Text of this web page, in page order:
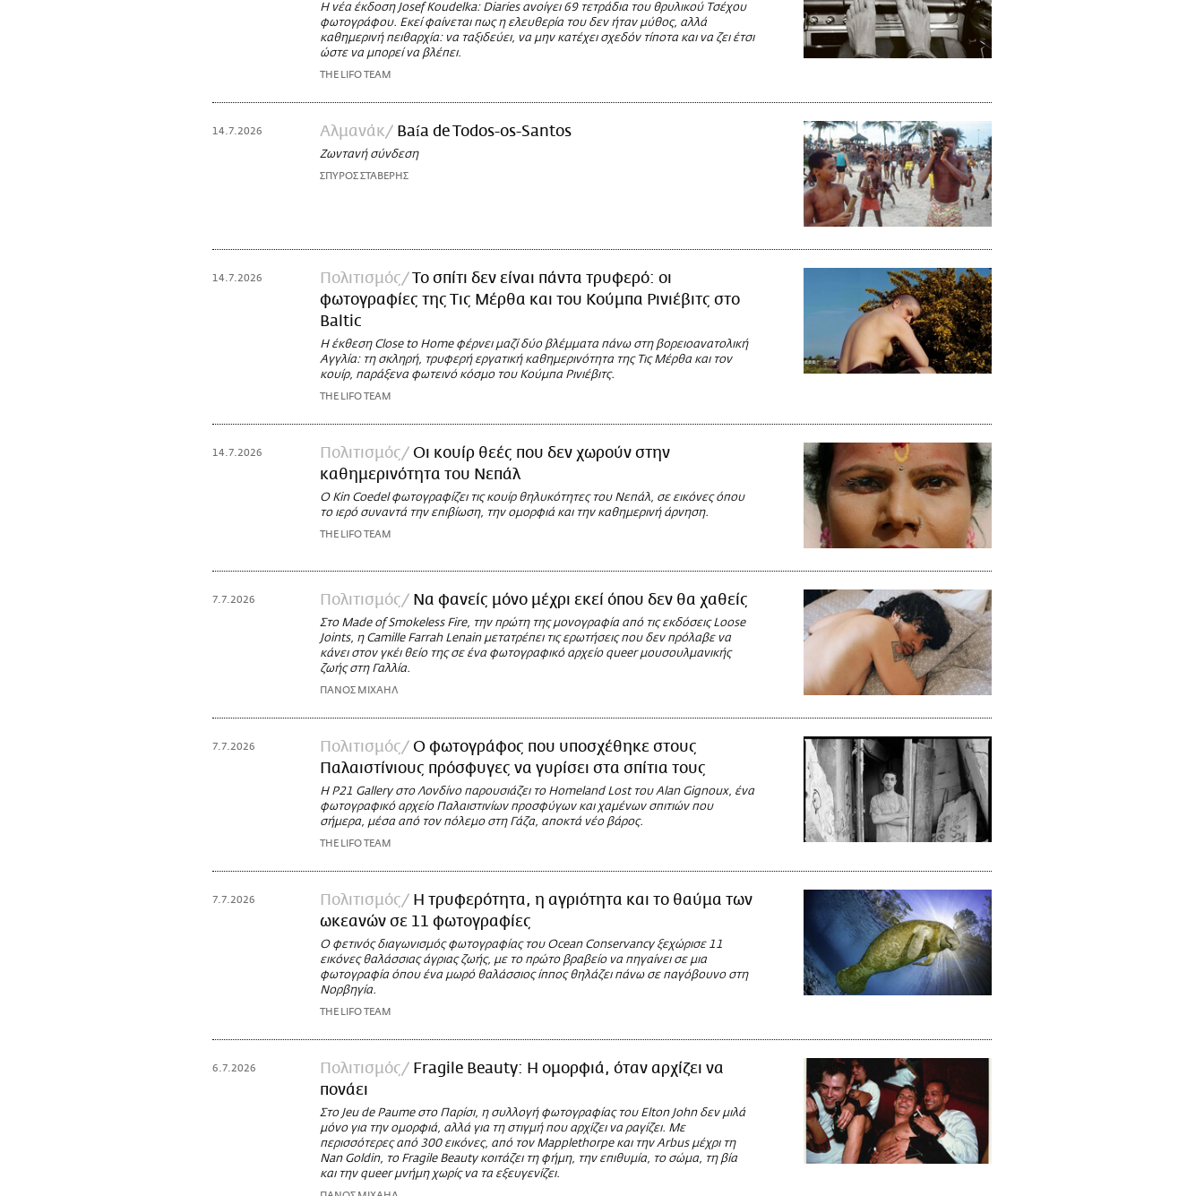
Η νέα έκδοση Josef Koudelka: Diaries ανοίγει 69 τετράδια του θρυλικού Τσέχου
φωτογράφου. Εκεί φαίνεται πως η ελευθερία του δεν ήταν μύθος, αλλά
καθημερινή πειθαρχία: να ταξιδεύει, να μην κατέχει σχεδόν τίποτα και να ζει έτσι
ώστε να μπορεί να βλέπει.
THE LIFO TEAM
14.7.2026 Αλμανάκ Baía de Todos-os-Santos
Ζωντανή σύνδεση
ΣΠΥΡΟΣ ΣΤΑΒΕΡΗΣ
14.7.2026 Πολιτισμός
Το σπίτι δεν είναι πάντα τρυφερό: οι
φωτογραφίες της Τις Μέρθα και του Κούμπα Ρινιέβιτς στο
Baltic
Η έκθεση Close to Home φέρνει μαζί δύο βλέμματα πάνω στη βορειοανατολική
Αγγλία: τη σκληρή, τρυφερή εργατική καθημερινότητα της Τις Μέρθα και τον
κουίρ, παράξενα φωτεινό κόσμο του Κούμπα Ρινιέβιτς.
THE LIFO TEAM
14.7.2026 Πολιτισμός
Οι κουίρ θεές που δεν χωρούν στην
καθημερινότητα του Νεπάλ
Ο Kin Coedel φωτογραφίζει τις κουίρ θηλυκότητες του Νεπάλ, σε εικόνες όπου
το ιερό συναντά την επιβίωση, την ομορφιά και την καθημερινή άρνηση.
THE LIFO TEAM
7.7.2026 Πολιτισμός Να φανείς μόνο μέχρι εκεί όπου δεν θα χαθείς
Στο Made of Smokeless Fire, την πρώτη της μονογραφία από τις εκδόσεις Loose
Joints, η Camille Farrah Lenain μετατρέπει τις ερωτήσεις που δεν πρόλαβε να
κάνει στον γκέι θείο της σε ένα φωτογραφικό αρχείο queer μουσουλμανικής
ζωής στη Γαλλία.
ΠΑΝΟΣ ΜΙΧΑΗΛ
7.7.2026 Πολιτισμός
Ο φωτογράφος που υποσχέθηκε στους
Παλαιστίνιους πρόσφυγες να γυρίσει στα σπίτια τους
Η P21 Gallery στο Λονδίνο παρουσιάζει το Homeland Lost του Alan Gignoux, ένα
φωτογραφικό αρχείο Παλαιστινίων προσφύγων και χαμένων σπιτιών που
σήμερα, μέσα από τον πόλεμο στη Γάζα, αποκτά νέο βάρος.
THE LIFO TEAM
7.7.2026 Πολιτισμός
Η τρυφερότητα, η αγριότητα και το θαύμα των
ωκεανών σε 11 φωτογραφίες
Ο φετινός διαγωνισμός φωτογραφίας του Ocean Conservancy ξεχώρισε 11
εικόνες θαλάσσιας άγριας ζωής, με το πρώτο βραβείο να πηγαίνει σε μια
φωτογραφία όπου ένα μωρό θαλάσσιος ίππος θηλάζει πάνω σε παγόβουνο στη
Νορβηγία.
THE LIFO TEAM
6.7.2026 Πολιτισμός
Fragile Beauty: Η ομορφιά, όταν αρχίζει να
πονάει
Στο Jeu de Paume στο Παρίσι, η συλλογή φωτογραφίας του Elton John δεν μιλά
μόνο για την ομορφιά, αλλά για τη στιγμή που αρχίζει να ραγίζει. Με
περισσότερες από 300 εικόνες, από τον Mapplethorpe και την Arbus μέχρι τη
Nan Goldin, το Fragile Beauty κοιτάζει τη φήμη, την επιθυμία, το σώμα, τη βία
και την queer μνήμη χωρίς να τα εξευγενίζει.